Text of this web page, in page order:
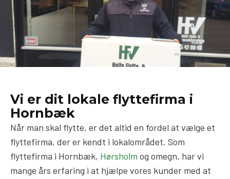
Vi er dit lokale flyttefirma i
Hornbæk
Når man skal flytte, er det altid en fordel at vælge et
flyttefirma, der er kendt i lokalområdet. Som
flyttefirma i Hornbæk, Hørsholm og omegn, har vi
mange års erfaring i at hjælpe vores kunder med at